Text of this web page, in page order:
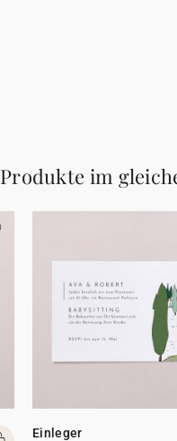
Produkte im
Einleger